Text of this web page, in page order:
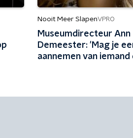
Nooit Meer SlapenVPRO
Museumdirecteur Ann
Demeester: 'Mag je
aannemen van iemand